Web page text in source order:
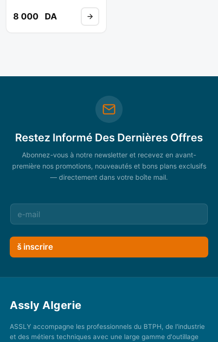
8 000 DA
Restez Informé Des Dernières Offres
Abonnez-vous à notre newsletter et recevez en avant-
première nos promotions, nouveautés et bons plans exclusifs
— directement dans votre boîte mail.
š inscrire
Assly Algerie
ASSLY accompagne les professionnels du BTPH, de l'industrie
et des métiers techniques avec une large gamme d'outillage